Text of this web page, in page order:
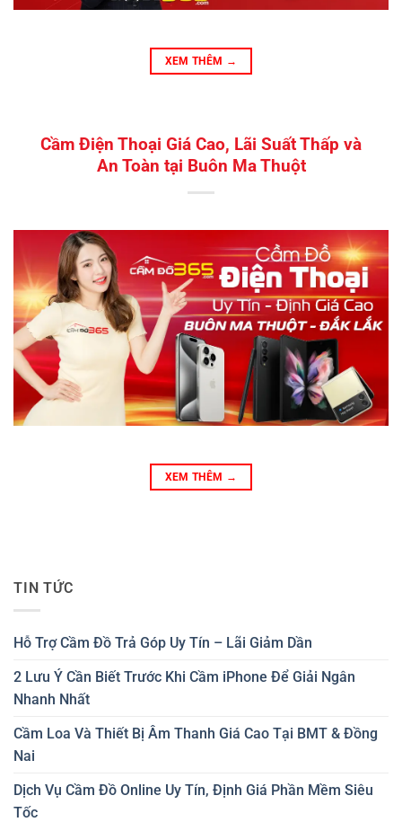
XEM THÊM →
Cầm Điện Thoại Giá Cao, Lãi Suất Thấp và
An Toàn tại Buôn Ma Thuột
XEM THÊM →
TIN TỨC
Hỗ Trợ Cầm Đồ Trả Góp Uy Tín – Lãi Giảm Dần
2 Lưu Ý Cần Biết Trước Khi Cầm iPhone Để Giải Ngân
Nhanh Nhất
Cầm Loa Và Thiết Bị Âm Thanh Giá Cao Tại BMT & Đồng
Nai
Dịch Vụ Cầm Đồ Online Uy Tín, Định Giá Phần Mềm Siêu
Tốc